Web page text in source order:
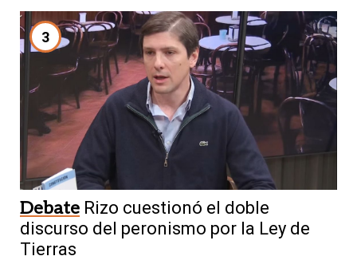
3
Debate Rizo cuestionó el doble
discurso del peronismo por la Ley de
Tierras